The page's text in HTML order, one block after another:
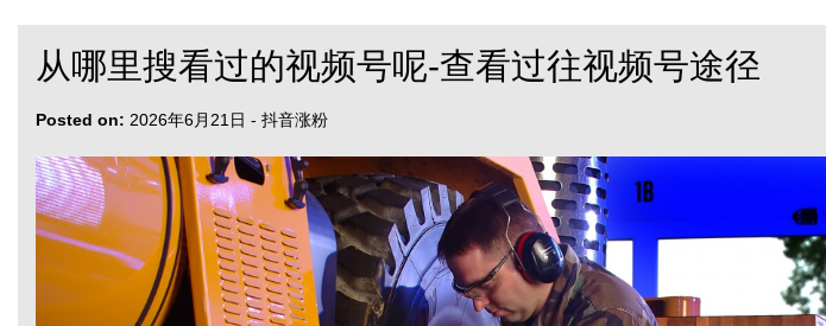
从哪里搜看过的视频号呢-查看过往视频号途径
Posted on: 2026年6月21日 - 抖音涨粉